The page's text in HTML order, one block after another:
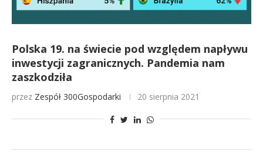
Polska 19. na świecie pod względem napływu
inwestycji zagranicznych. Pandemia nam
zaszkodziła
przez Zespół 300Gospodarki 20 sierpnia 2021